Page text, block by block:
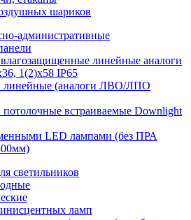
шариков
административные
линейные аналоги
1(2)х58 IP65
линейные (аналоги ЛВО/ЛПО
встраиваемые Downlight
LED лампами (без ПРА
светильников
ламп